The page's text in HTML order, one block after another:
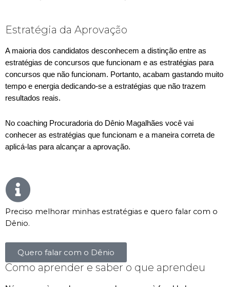
Estratégia da Aprovação
A maioria dos candidatos desconhecem a distinção entre as
estratégias de concursos que funcionam e as estratégias para
concursos que não funcionam. Portanto, acabam gastando muito
tempo e energia dedicando-se a estratégias que não trazem
resultados reais.
No coaching Procuradoria do Dênio Magalhães você vai
conhecer as estratégias que funcionam e a maneira correta de
aplicá-las para alcançar a aprovação.
Preciso melhorar minhas estratégias e quero falar com o
Dênio.
Quero falar com o Dênio
Como aprender e saber o que aprendeu